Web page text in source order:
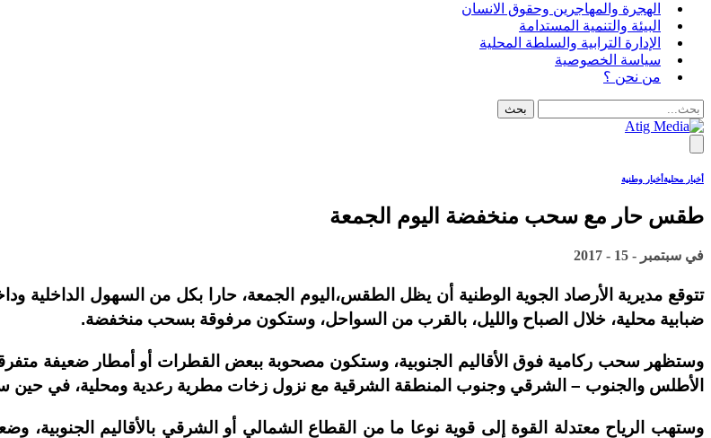
الهجرة والمهاجرين وحقوق الانسان
البيئة والتنمية المستدامة
الإدارة الترابية والسلطة المحلية
سياسة الخصوصية
من نحن ؟
أخبار محليةأخبار وطنية
طقس حار مع سحب منخفضة اليوم الجمعة
في سبتمبر - 15 - 2017
تتوقع مديرية الأرصاد الجوية الوطنية أن يظل الطقس،اليوم الجمعة، حارا بكل من السهول الداخلية
ضبابية محلية، خلال الصباح والليل، بالقرب من السواحل، وستكون مرفوقة بسحب منخفضة.
وستظهر سحب ركامية فوق الأقاليم الجنوبية، وستكون مصحوبة ببعض القطرات أو أمطار ضعيفة
الأطلس والجنوب – الشرقي وجنوب المنطقة الشرقية مع نزول زخات مطرية رعدية ومحلية، في حين
وستهب الرياح معتدلة القوة إلى قوية نوعا ما من القطاع الشمالي أو الشرقي بالأقاليم